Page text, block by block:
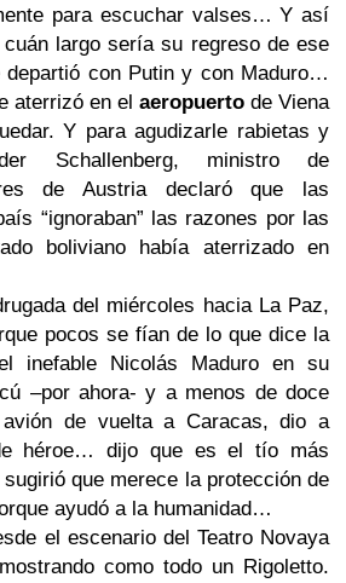
para escuchar valses… Y así
cuán largo sería su regreso de ese
departió con Putin y con Maduro…
aterrizó en el aeropuerto de Viena
Y para agudizarle rabietas y
Schallenberg, ministro de
de Austria declaró que las
“ignoraban” las razones por las
boliviano había aterrizado en
del miércoles hacia La Paz,
pocos se fían de lo que dice la
inefable Nicolás Maduro en su
–por ahora- y a menos de doce
de vuelta a Caracas, dio a
héroe… dijo que es el tío más
que merece la protección de
ayudó a la humanidad…
el escenario del Teatro Novaya
como todo un Rigoletto.